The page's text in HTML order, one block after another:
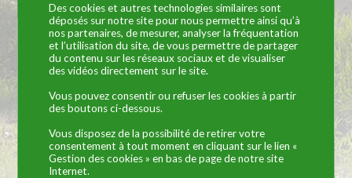
Ma Mairie
Vous êtes ici : Commune de Trangé
Des cookies et autres technologies similaires sont
déposés sur notre site pour nous permettre ainsi qu’à
nos partenaires, de mesurer, analyser la fréquentation
et l’utilisation du site, de vous permettre de partager
du contenu sur les réseaux sociaux et de visualiser
des vidéos directement sur le site.
Vous pouvez consentir ou refuser les cookies à partir
des boutons ci-dessous.
Vous disposez de la possibilité de retirer votre
consentement à tout moment en cliquant sur le lien «
Gestion des cookies » en bas de page de notre site
Internet.